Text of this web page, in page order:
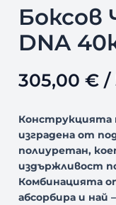
Боксов
DNA
305,00 €/
Конструкцията
изградена от
полиуретан,
издържливост
Комбинацията
абсорбира и